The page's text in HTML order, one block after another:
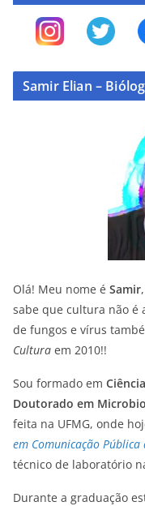
Samir Elian –
Olá! Meu nome é Samir
sabe que cultura não é
de fungos e vírus
Cultura em 2010!!
Sou formado em
Doutorado em
feita na UFMG, onde
em Comunicação Pública
técnico de laboratório
Durante a graduação